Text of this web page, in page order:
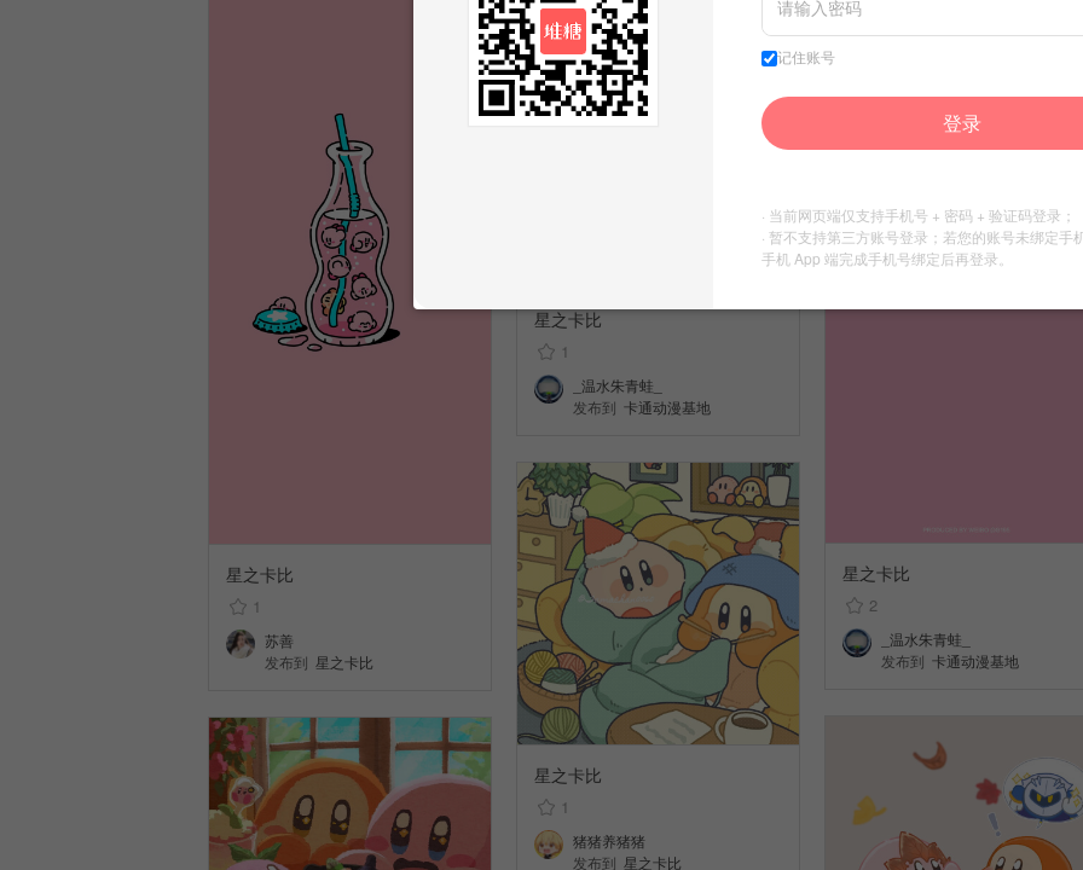
星之卡比
1
_温水朱青蛙_
发布到 卡通动漫基地
星之卡比
2
_温水朱青蛙_
发布到 卡通动漫基地
星之卡比
1
苏善
发布到 星之卡比
星之卡比
1
猪猪养猪猪
发布到 星之卡比
记住账号
登录
· 当前网页端仅支持手机号 + 密码 + 验证码登录；
· 暂不支持第三方账号登录；若您的账号未绑定手
手机 App 端完成手机号绑定后再登录。